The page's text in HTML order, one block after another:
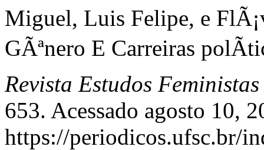
Miguel, Luis Felipe, e
GÃªnero E Carreiras
Revista Estudos Feministas
653. Acessado agosto 10,
https://periodicos.ufsc.br/